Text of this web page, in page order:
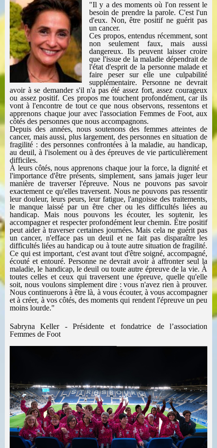
"Il y a des moments où l'on ressent le
besoin de prendre la parole. C'est l'un
d'eux. Non, être positif ne guérit pas
un cancer.
Ces propos, entendus récemment, sont
non seulement faux, mais aussi
dangereux. Ils peuvent laisser croire
que l'issue de la maladie dépendrait de
l'état d'esprit de la personne malade et
faire peser sur elle une culpabilité
supplémentaire. Personne ne devrait
avoir à se demander s'il n'a pas été assez fort, assez courageux
ou assez positif. Ces propos me touchent profondément, car ils
vont à l'encontre de tout ce que nous observons, ressentons et
apprenons chaque jour avec l'association Femmes de Foot, aux
côtés des personnes que nous accompagnons.
Depuis des années, nous soutenons des femmes atteintes de
cancer, mais aussi, plus largement, des personnes en situation de
fragilité : des personnes confrontées à la maladie, au handicap,
au deuil, à l'isolement ou à des épreuves de vie particulièrement
difficiles.
À leurs côtés, nous apprenons chaque jour la force, la dignité et
l'importance d'être présents, simplement, sans jamais juger leur
manière de traverser l'épreuve. Nous ne pouvons pas savoir
exactement ce qu'elles traversent. Nous ne pouvons pas ressentir
leur douleur, leurs peurs, leur fatigue, l'angoisse des traitements,
le manque laissé par un être cher ou les difficultés liées au
handicap. Mais nous pouvons les écouter, les soutenir, les
accompagner et respecter profondément leur chemin. Être positif
peut aider à traverser certaines journées. Mais cela ne guérit pas
un cancer, n'efface pas un deuil et ne fait pas disparaître les
difficultés liées au handicap ou à toute autre situation de fragilité.
Ce qui est important, c'est avant tout d'être soigné, accompagné,
écouté et entouré. Personne ne devrait avoir à affronter seul la
maladie, le handicap, le deuil ou toute autre épreuve de la vie. À
toutes celles et ceux qui traversent une épreuve, quelle qu'elle
soit, nous voulons simplement dire : vous n'avez rien à prouver.
Nous continuerons à être là, à vous écouter, à vous accompagner
et à créer, à vos côtés, des moments qui rendent l'épreuve un peu
moins lourde."
Sabryna Keller -Présidente et fondatrice de l’association
Femmes de Foot